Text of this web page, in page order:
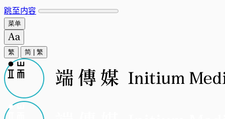
跳至内容
菜单
繁 简 繁